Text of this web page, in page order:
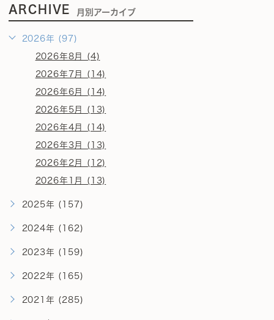
ARCHIVE 月別アーカイブ
2026年 (97)
2026年8月 (4)
2026年7月 (14)
2026年6月 (14)
2026年5月 (13)
2026年4月 (14)
2026年3月 (13)
2026年2月 (12)
2026年1月 (13)
2025年 (157)
2024年 (162)
2023年 (159)
2022年 (165)
2021年 (285)